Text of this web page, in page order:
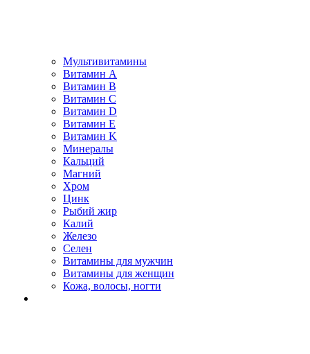
Мультивитамины
Витамин A
Витамин B
Витамин C
Витамин D
Витамин E
Витамин K
Минералы
Кальций
Магний
Хром
Цинк
Рыбий жир
Калий
Железо
Селен
Витамины для мужчин
Витамины для женщин
Кожа, волосы, ногти